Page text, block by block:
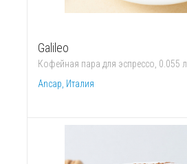
Galileo
Кофейная пара для эспрессо, 0.055 л
Ancap, Италия